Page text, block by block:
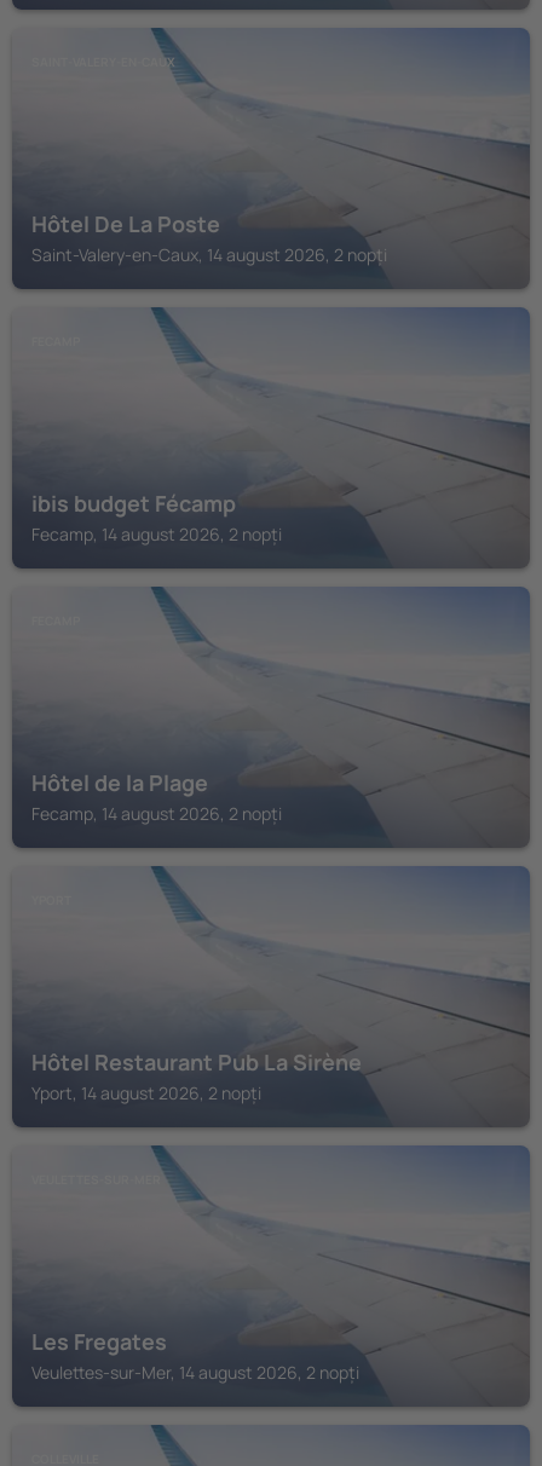
SAINT-VALERY-EN-CAUX
Hôtel De La Poste
Saint-Valery-en-Caux, 14 august 2026, 2 nopți
ibis budget Fécamp
Fecamp, 14 august 2026, 2 nopți
Hôtel de la Plage
Fecamp, 14 august 2026, 2 nopți
Hôtel Restaurant Pub La Sirène
Yport, 14 august 2026, 2 nopți
Les Fregates
Veulettes-sur-Mer, 14 august 2026, 2 nopți